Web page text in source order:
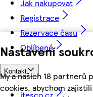
Nastavení
My a našich 18 partnerů
cookies, abychom
Jak nakupovat
Registrace
Rezervace času
Oblíbené
Kontakt